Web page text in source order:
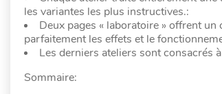
les variantes les plus instructives.:
Deux pages « laboratoire » offrent
parfaitement les effets et le
Les derniers ateliers sont consacrés
Sommaire: